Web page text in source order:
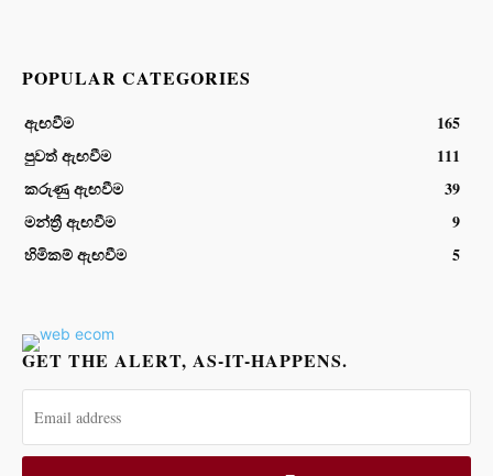
POPULAR CATEGORIES
ඇඟවීම
165
පුවත් ඇඟවීම
111
කරුණු ඇඟවීම
39
මන්ත්‍රී ඇඟවීම
9
හිමිකම් ඇඟවීම
5
GET THE ALERT, AS-IT-HAPPENS.